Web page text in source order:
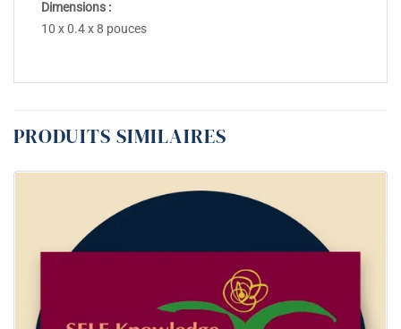
Dimensions :
10 x 0.4 x 8 pouces
PRODUITS SIMILAIRES